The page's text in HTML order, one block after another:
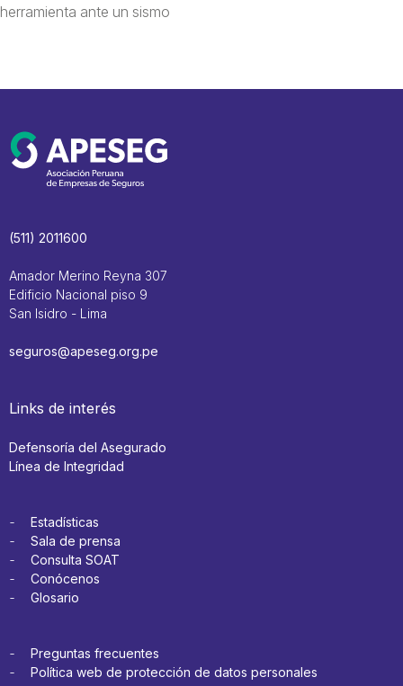
herramienta ante un sismo
(511) 2011600
Amador Merino Reyna 307
Edificio Nacional piso 9
San Isidro - Lima
seguros@apeseg.org.pe
Links de interés
Defensoría del Asegurado
Línea de Integridad
Estadísticas
Sala de prensa
Consulta SOAT
Conócenos
Glosario
Preguntas frecuentes
Política web de protección de datos personales